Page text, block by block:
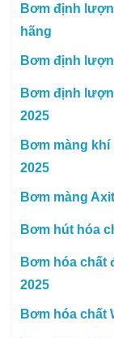
Bơm định
hãng
Bơm định
Bơm định
2025
Bơm màng
2025
Bơm màng
Bơm hút hóa
Bơm hóa chất
2025
Bơm hóa chất